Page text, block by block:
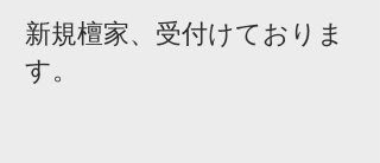
新規檀家、受付けておりま
す。